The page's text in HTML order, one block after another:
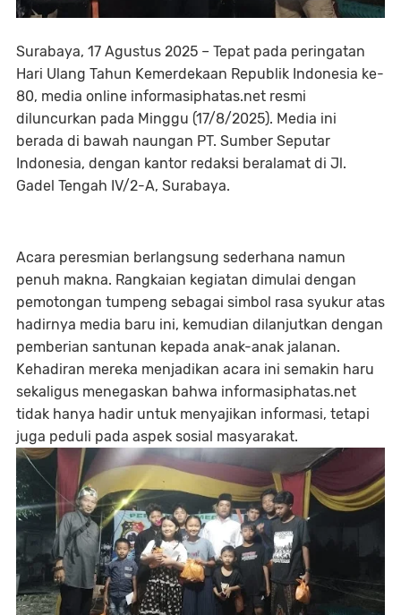
Surabaya, 17 Agustus 2025 – Tepat pada peringatan
Hari Ulang Tahun Kemerdekaan Republik Indonesia ke-
80, media online informasiphatas.net resmi
diluncurkan pada Minggu (17/8/2025). Media ini
berada di bawah naungan PT. Sumber Seputar
Indonesia, dengan kantor redaksi beralamat di Jl.
Gadel Tengah IV/2-A, Surabaya.
Acara peresmian berlangsung sederhana namun
penuh makna. Rangkaian kegiatan dimulai dengan
pemotongan tumpeng sebagai simbol rasa syukur atas
hadirnya media baru ini, kemudian dilanjutkan dengan
pemberian santunan kepada anak-anak jalanan.
Kehadiran mereka menjadikan acara ini semakin haru
sekaligus menegaskan bahwa informasiphatas.net
tidak hanya hadir untuk menyajikan informasi, tetapi
juga peduli pada aspek sosial masyarakat.